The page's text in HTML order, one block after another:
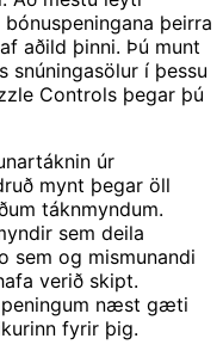
þeirra
aðild þinni. Þú munt
snúningasölur í þessu
Controls þegar þú
úr
mynt þegar öll
táknmyndum.
sem deila
og mismunandi
verið skipt.
peningum næst gæti
fyrir þig.